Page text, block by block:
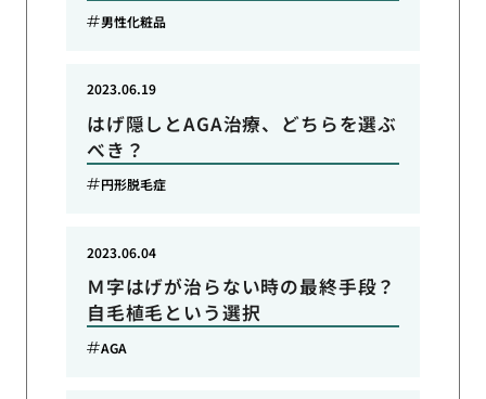
男性化粧品
はげ隠しとAGA治療、どちらを選ぶ
べき？
2023.06.19
円形脱毛症
Ｍ字はげが治らない時の最終手段？
自毛植毛という選択
2023.06.04
AGA